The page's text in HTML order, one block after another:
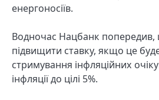
енергоносіїв.
Водночас Нацбанк попередив,
підвищити ставку, якщо це
стримування інфляційних
інфляції до цілі 5%.